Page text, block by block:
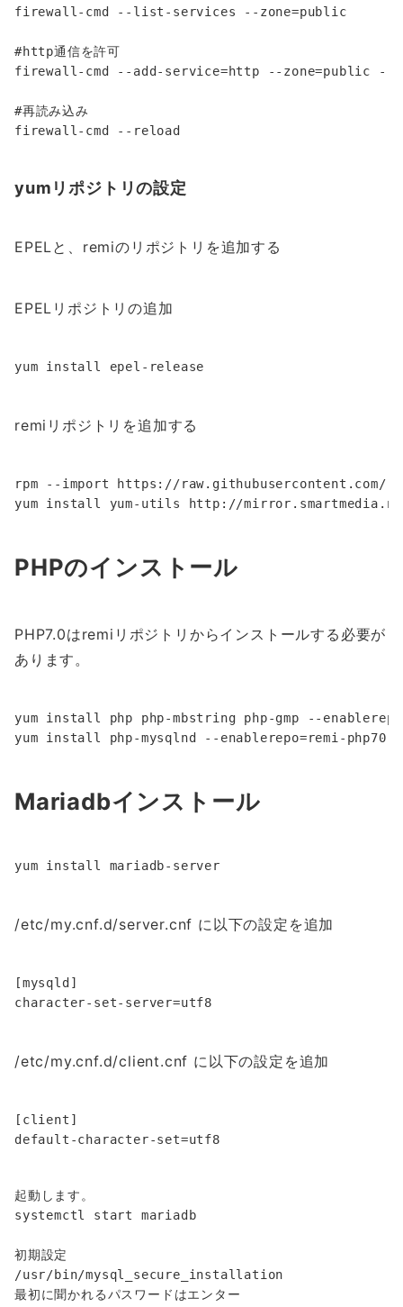
firewall-cmd --list-services --zone=public
#http通信を許可
firewall-cmd --add-service=http --zone=public --
#再読み込み
yumリポジトリの設定
EPELと、remiのリポジトリを追加する
EPELリポジトリの追加
remiリポジトリを追加する
rpm --import https://raw.githubusercontent.com/
PHPのインストール
PHP7.0はremiリポジトリからインストールする必要が
あります。
yum install php php-mbstring php-gmp --
Mariadbインストール
/etc/my.cnf.d/server.cnf に以下の設定を追加
[mysqld]
/etc/my.cnf.d/client.cnf に以下の設定を追加
[client]
起動します。
systemctl start mariadb
初期設定
/usr/bin/mysql_secure_installation